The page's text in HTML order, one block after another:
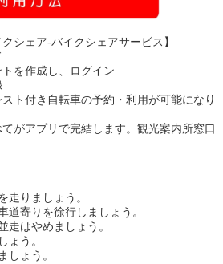
シェア-バイクシェアサービス】
を作成し、ログイン
ト付き自転車の予約・利用が可能になり
がアプリで完結します。観光案内所窓口
走りましょう。
道寄りを徐行しましょう。
走はやめましょう。
ょう。
しょう。